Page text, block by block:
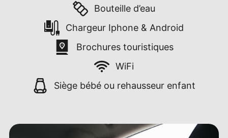
Bouteille d’eau
Chargeur Iphone & Android
Brochures touristiques
WiFi
Siège bébé ou rehausseur enfant